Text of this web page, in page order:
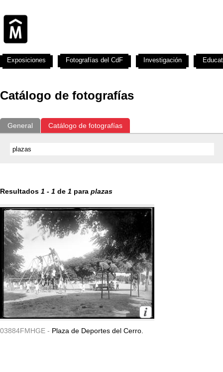
Catálogo de fotografías
General Catálogo de fotografías
Resultados 1 - 1 de 1 para plazas
03884FMHGE - Plaza de Deportes del Cerro.
Exposiciones Fotografías del CdF Investigación